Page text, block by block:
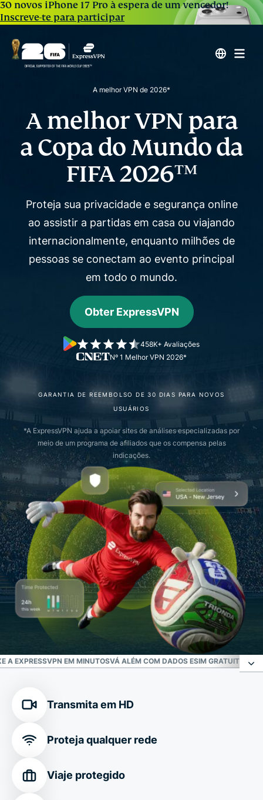
30 novos iPhone 17 Pro à espera de um vencedor!
Inscreve-te para participar
A melhor VPN de 2026*
A melhor VPN para
aCopa do Mundo da
FIFA 2026™
Proteja sua privacidade e segurança online
ao assistir a partidas em casa ou viajando
internacionalmente, enquanto milhões de
pessoas se conectam ao evento principal
em todo o mundo.
Obter ExpressVPN
Nº 1 Melhor VPN 2026*
458K+ Avaliações
GARANTIA DE REEMBOLSO DE 30 DIAS PARA NOVOS
USUÁRIOS
*A ExpressVPN ajuda a apoiar sites de análises especializadas por
meio de um programa de afiliados que os compensa pelas
indicações.
A EXPRESSVPN EM MINUTOSVÁ ALÉM COM DADOS ESIM GRATUITOS,
localização da Copa do Mundo da FIFA 2026™
Personalize sua conexão
Transmita em HD
Proteja qualquer rede
Viaje protegido